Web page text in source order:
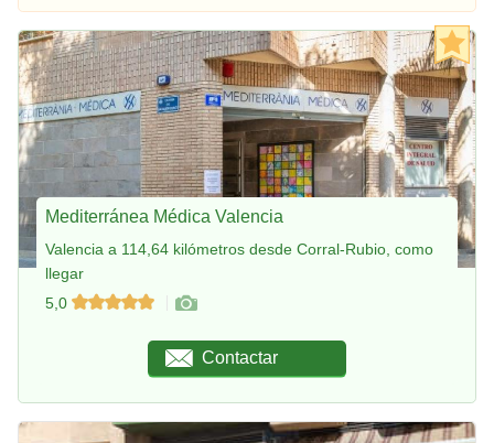
Mediterránea Médica Valencia
Valencia a 114,64 kilómetros desde Corral-Rubio, como
llegar
5,0
Contactar